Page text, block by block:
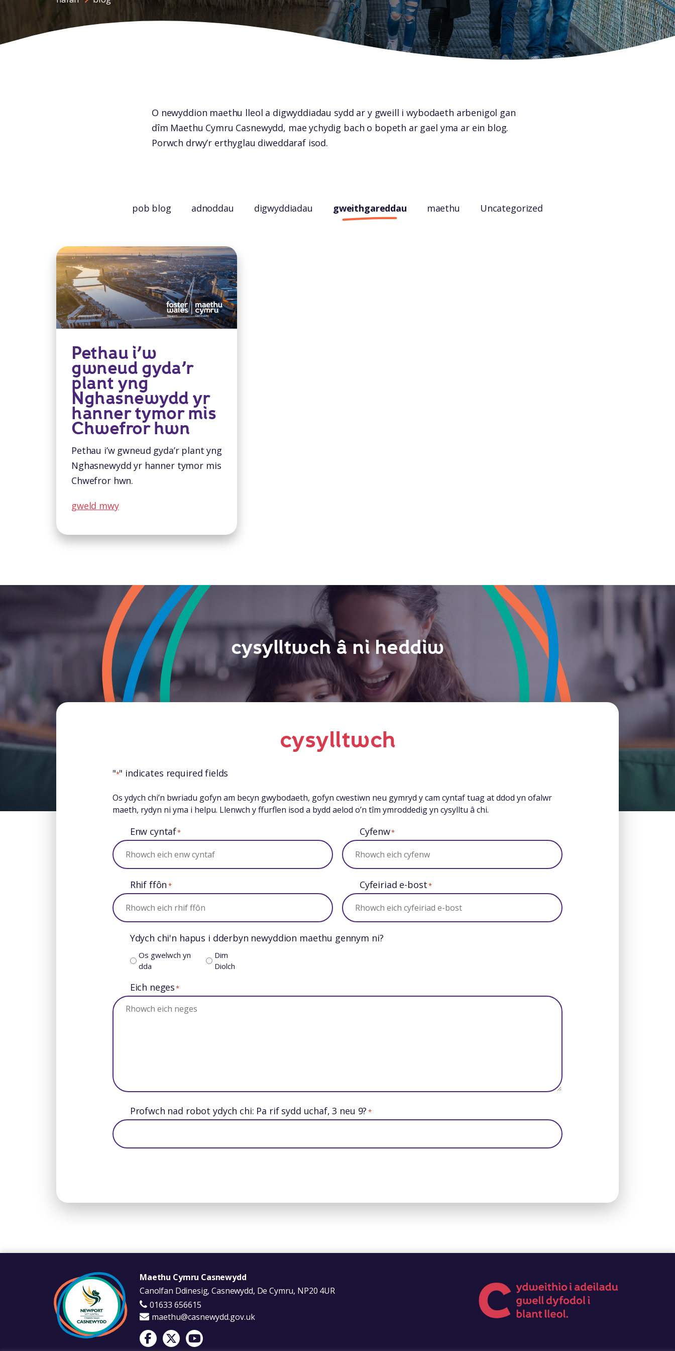
O newyddion maethu lleol a digwyddiadau sydd ar y gweill i wybodaeth arbenigol gan
dîm Maethu Cymru Casnewydd, mae ychydig bach o bopeth ar gael yma ar ein blog.
Porwch drwy’r erthyglau diweddaraf isod.
pob blog adnoddau digwyddiadau gweithgareddau maethu Uncategorized
Pethau i’w
gwneud gyda’r
plant yng
Nghasnewydd yr
hanner tymor mis
Chwefror hwn
Pethau i’w gwneud gyda’r plant yng
Nghasnewydd yr hanner tymor mis
Chwefror hwn.
gweld mwy
cysylltwch â ni heddiw
cysylltwch
"*" indicates required fields
Os ydych chi’n bwriadu gofyn am becyn gwybodaeth, gofyn cwestiwn neu gymryd y cam cyntaf tuag at ddod yn ofalwr
maeth, rydyn ni yma i helpu. Llenwch y ffurflen isod a bydd aelod o’n tîm ymroddedig yn cysylltu â chi.
Enw cyntaf* Cyfenw*
Rhif ffôn * Cyfeiriad e-bost*
Ydych chi'n hapus i dderbyn newyddion maethu gennym ni?
Os gwelwch yn
dda
Dim
Diolch
Eich neges*
Profwch nad robot ydych chi: Pa rif sydd uchaf, 3 neu 9? *
Maethu Cymru Casnewydd
Canolfan Ddinesig, Casnewydd, De Cymru, NP20 4UR
01633 656615
maethu@casnewydd.gov.uk
Visit Foster Wales on Facebook
Visit Foster Wales on X
Visit Foster Wales on YouTube